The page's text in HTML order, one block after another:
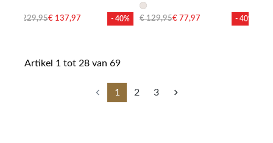
€ 229,95€ 137,97 - 40%
WITH HIGH COLLAR
€ 129,95€ 77,97 - 40%
Artikel 1 tot 28 van 69
1 2 3